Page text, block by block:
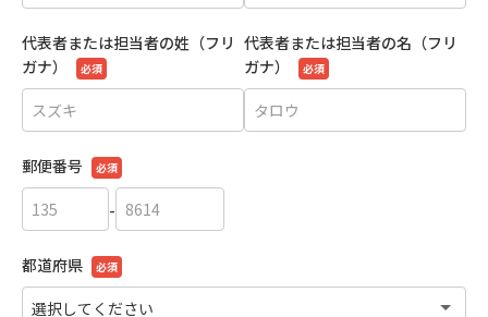
代表者または担当者の姓（フリ
ガナ）
必須
代表者または担当者の名（フリ
ガナ）
必須
郵便番号 必須
-
都道府県 必須